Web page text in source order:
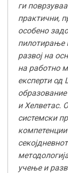
ги
практични,
особено
пилотирање
развој на
на работно
експерти од
и Хелветас.
системски
учење и